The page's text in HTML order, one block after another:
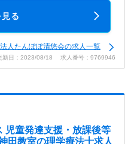
る
人たんぽぽ清悠会の求人一覧
新日：2023/08/18 求人番号：9769946
児童発達支援・放課後等
田教室の理学療法士求人